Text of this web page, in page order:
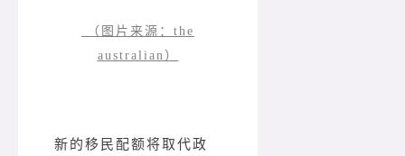
（图片来源：the
australian）
新的移民配额将取代政